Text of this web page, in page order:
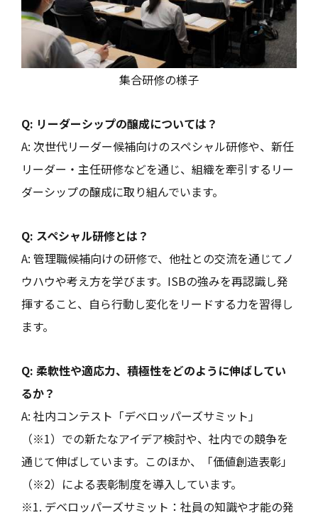
集合研修の様子
Q: リーダーシップの醸成については？
A: 次世代リーダー候補向けのスペシャル研修や、新任
リーダー・主任研修などを通じ、組織を牽引するリー
ダーシップの醸成に取り組んでいます。
Q: スペシャル研修とは？
A: 管理職候補向けの研修で、他社との交流を通じてノ
ウハウや考え方を学びます。ISBの強みを再認識し発
揮すること、自ら行動し変化をリードする力を習得し
ます。
Q: 柔軟性や適応力、積極性をどのように伸ばしてい
るか？
A: 社内コンテスト「デベロッパーズサミット」
（※1）での新たなアイデア検討や、社内での競争を
通じて伸ばしています。このほか、「価値創造表彰」
（※2）による表彰制度を導入しています。
※1. デベロッパーズサミット：社員の知識や才能の発